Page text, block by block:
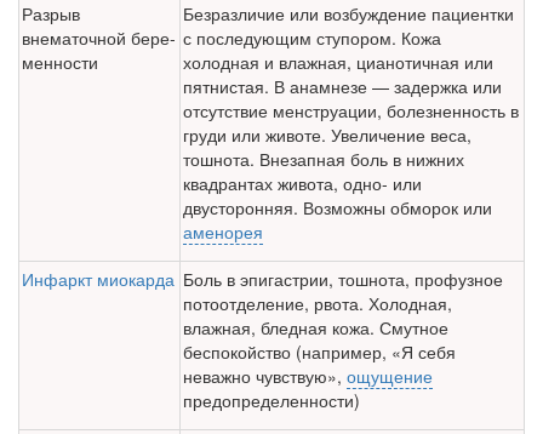
Разрыв
внематочной бере­
менности
Безразличие или возбуждение пациентки
с последующим сту­пором. Кожа
холодная и влажная, цианотичная или
пятнистая. В анамнезе — задержка или
отсутствие менструации, болезнен­ность в
груди или животе. Увеличение веса,
тошнота. Внезапная боль в нижних
квадрантах живота, одно- или
двусторонняя. Возможны обморок или
аменорея
Инфаркт миокарда Боль в эпигастрии, тошнота, профузное
потоотделение, рвота. Холодная,
влажная, бледная кожа. Смутное
беспокойство (например, «Я себя
неважно чувствую», ощущение
предопределенности)